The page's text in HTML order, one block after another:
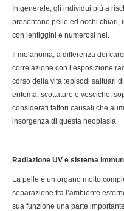
In generale, gli individui più a
presentano pelle ed occhi chiari,
con lentiggini e numerosi nei.
Il melanoma, a differenza dei
correlazione con l’esposizione
corso della vita :episodi saltuari
eritema, scottature e vesciche,
considerati fattori causali che
insorgenza di questa neoplasia.
Radiazione UV e sistema
La pelle è un organo molto
separazione fra l’ambiente
sua funzione una parte